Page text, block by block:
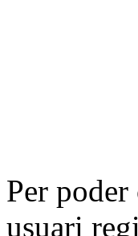
Per poder
usuari